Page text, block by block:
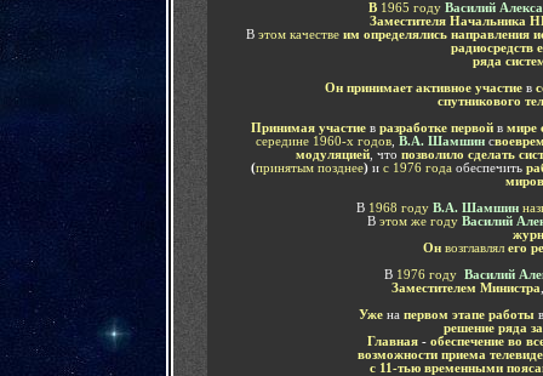
В 1965 году Василий
Заместителя Начальника
В этом качестве им определялись направления
радиосредств
ряда
Он принимает активное участиев
спутникового
Принимая участиев разработке первойв мире
середине 1960-х годов В.А. Шамшин с
модуляцией , что позволило сделать
(принятым позднее)и с 1976 года обеспечить
В 1968 году В.А. Шамшин
Вэтом же году Василий
Он возглавлял его
В 1976 году Василий
Заместителем Министра
Уже на первом этапе работы
решение ряда
Главная - обеспечение во
возможности приема
с 11-тью временными